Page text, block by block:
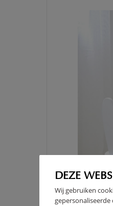
DEZE
Wij gebruiken